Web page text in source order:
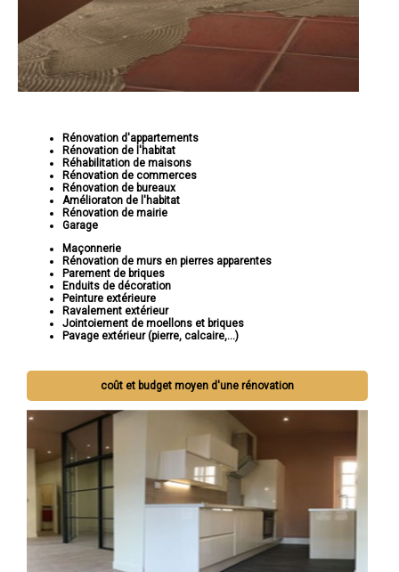
Rénovation d'appartements
Rénovation de l'habitat
Réhabilitation de maisons
Rénovation de commerces
Rénovation de bureaux
Amélioraton de l'habitat
Rénovation de mairie
Garage
Maçonnerie
Rénovation de murs en pierres apparentes
Parement de briques
Enduits de décoration
Peinture extérieure
Ravalement extérieur
Jointoiement de moellons et briques
Pavage extérieur (pierre, calcaire,...)
coût et budget moyen d'une rénovation